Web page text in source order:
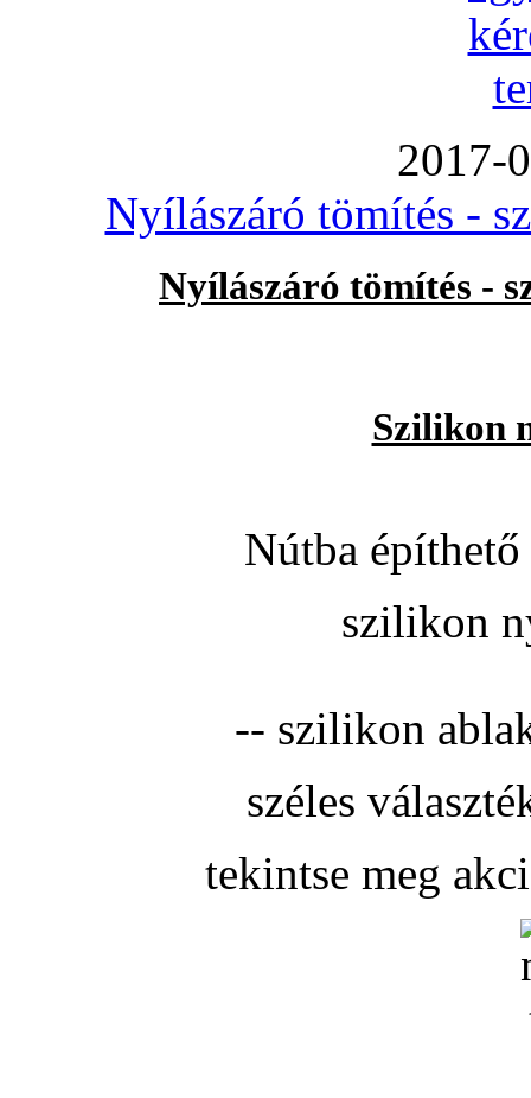
2017-
Nyílászáró tömítés -
Nyílászáró tömítés -
Szilikon
Nútba
szilikon
-- szilikon
széles
tekintse meg